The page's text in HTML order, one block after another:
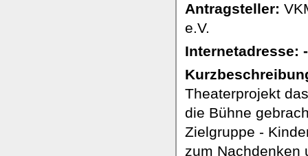
Antragsteller:
e.V.
Internetadresse: -
Theaterprojekt
die Bühne
Zielgruppe -
zum Nachdenken